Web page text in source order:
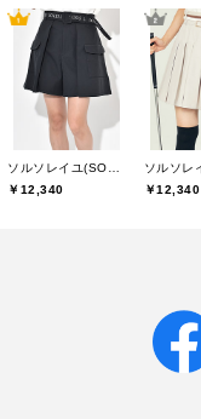
￥12,340
￥12,340